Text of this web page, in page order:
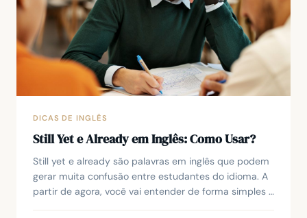
DICAS DE INGLÊS
Still Yet e Already em Inglês: Como Usar?
Still yet e already são palavras em inglês que podem
gerar muita confusão entre estudantes do idioma. A
partir de agora, você vai entender de forma simples e